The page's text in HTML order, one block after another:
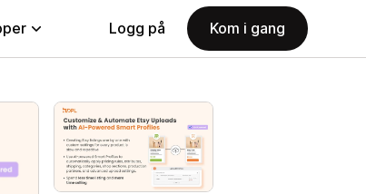
Logg på Kom i gang